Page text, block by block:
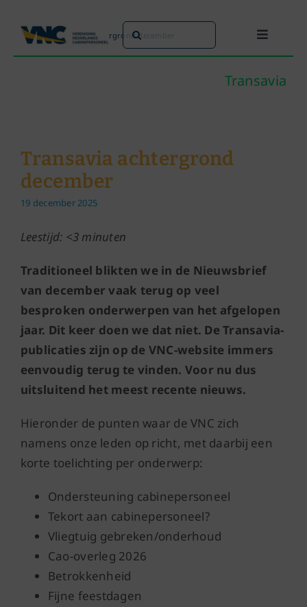
naar
inhoud
Toggle
Dossiers
Maatschappijen
Zoeken
naar:
Home» Transavia achtergrond december
Transavia
Transavia achtergrond
december
19 december 2025
Leestijd: <3 minuten
Traditioneel blikten we in de Nieuwsbrief
van december vaak terug op veel
besproken onderwerpen van het afgelopen
jaar. Dit keer doen we dat niet. De Transavia-
publicaties zijn op de VNC-website immers
eenvoudig terug te vinden. Voor nu dus
uitsluitend het meest recente nieuws.
Hieronder de punten waar de VNC zich
namens onze leden op richt, met daarbij een
korte toelichting per onderwerp:
Ondersteuning cabinepersoneel
Tekort aan cabinepersoneel?
Vliegtuig gebreken/onderhoud
Cao-overleg 2026
Betrokkenheid
Fijne feestdagen